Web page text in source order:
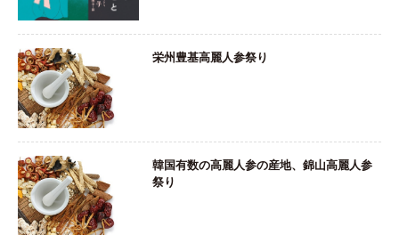
栄州豊基高麗人参祭り
韓国有数の高麗人参の産地、錦山高麗人参
祭り